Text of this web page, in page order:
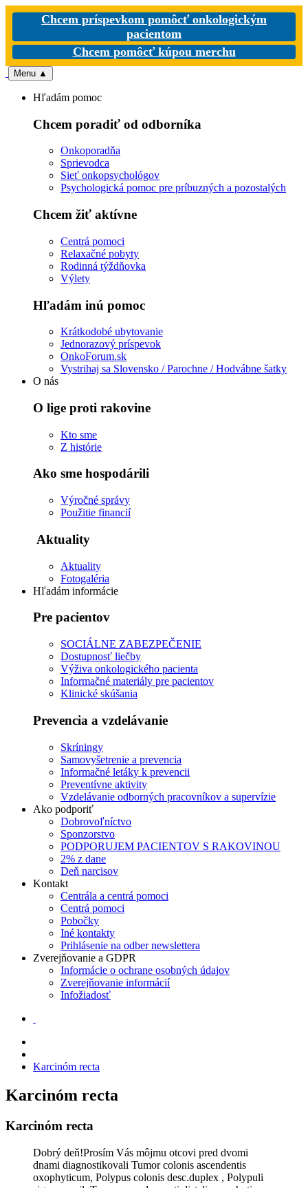
Chcem príspevkom pomôcť onkologickým
pacientom
Chcem pomôcť kúpou merchu
Menu ▲
Hľadám pomoc
Chcem poradiť od odborníka
Onkoporadňa
Sprievodca
Sieť onkopsychológov
Psychologická pomoc pre príbuzných a pozostalých
Chcem žiť aktívne
Centrá pomoci
Relaxačné pobyty
Rodinná týždňovka
Výlety
Hľadám inú pomoc
Krátkodobé ubytovanie
Jednorazový príspevok
OnkoForum.sk
Vystrihaj sa Slovensko / Parochne / Hodvábne šatky
O nás
O lige proti rakovine
Kto sme
Z histórie
Ako sme hospodárili
Výročné správy
Použitie financií
Aktuality
Aktuality
Fotogaléria
Hľadám informácie
Pre pacientov
SOCIÁLNE ZABEZPEČENIE
Dostupnosť liečby
Výživa onkologického pacienta
Informačné materiály pre pacientov
Klinické skúšania
Prevencia a vzdelávanie
Skríningy
Samovyšetrenie a prevencia
Informačné letáky k prevencii
Preventívne aktivity
Vzdelávanie odborných pracovníkov a supervízie
Ako podporiť
Dobrovoľníctvo
Sponzorstvo
PODPORUJEM PACIENTOV S RAKOVINOU
2% z dane
Deň narcisov
Kontakt
Centrála a centrá pomoci
Centrá pomoci
Pobočky
Iné kontakty
Prihlásenie na odber newslettera
Zverejňovanie a GDPR
Informácie o ochrane osobných údajov
Zverejňovanie informácií
Infožiadosť
Karcinóm recta
Karcinóm recta
Karcinóm recta
Dobrý deň!Prosím Vás môjmu otcovi pred dvomi
dnami diagnostikovali Tumor colonis ascendentis
oxophyticum, Polypus colonis desc.duplex , Polypuli